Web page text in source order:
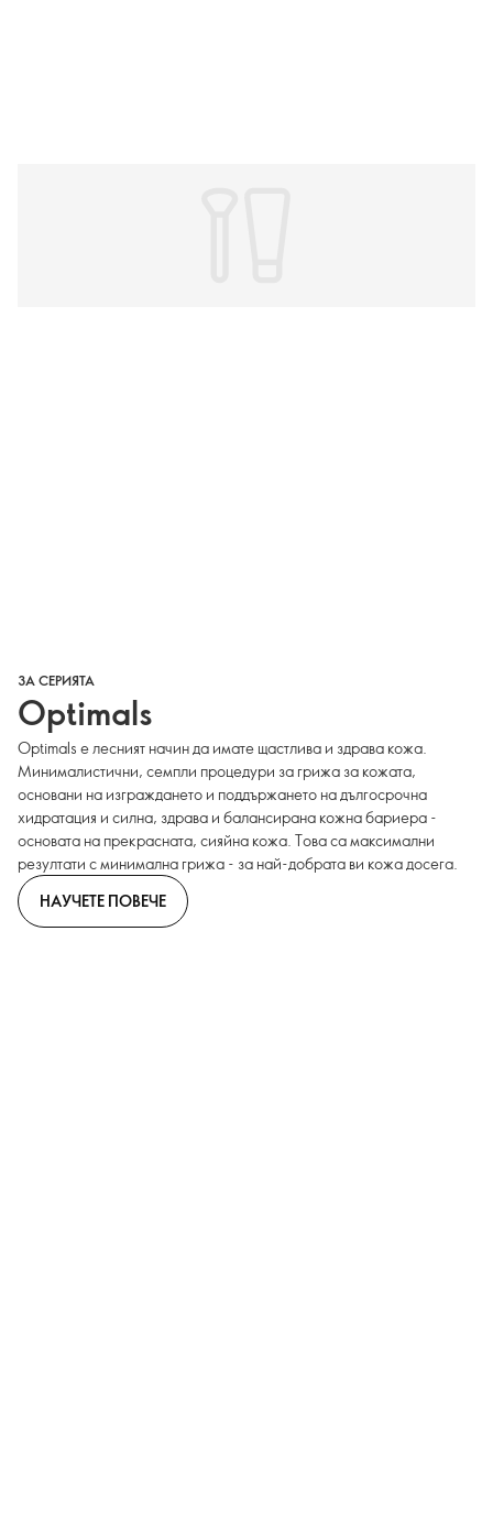
ЗА СЕРИЯТА
Optimals
Optimals е лесният начин да имате щастлива и здрава кожа.
Минималистични, семпли процедури за грижа за кожата,
основани на изграждането и поддържането на дългосрочна
хидратация и силна, здрава и балансирана кожна бариера -
основата на прекрасната, сияйна кожа. Това са максимални
резултати с минимална грижа - за най-добрата ви кожа досега.
НАУЧЕТЕ ПОВЕЧЕ